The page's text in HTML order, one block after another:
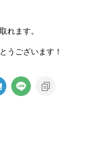
れます。
うございます！